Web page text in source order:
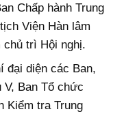
Chấp hành Trung
Viện Hàn lâm
chủ trì Hội nghị.
đại diện các Ban,
V, Ban Tổ chức
Kiểm tra Trung